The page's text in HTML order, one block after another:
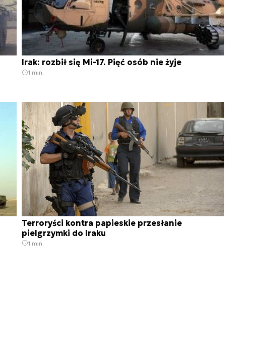
Irak: rozbił się Mi-17. Pięć osób nie żyje
1 min.
Terroryści kontra papieskie przesłanie
pielgrzymki do Iraku
1 min.